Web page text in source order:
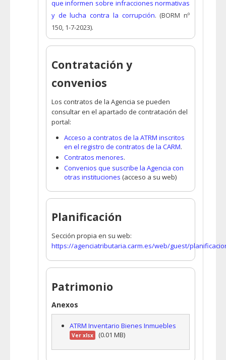
que informen sobre infracciones normativas
y de lucha contra la corrupción. (BORM nº
150, 1-7-2023).
Contratación y
convenios
Los contratos de la Agencia se pueden
consultar en el apartado de contratación del
portal:
Acceso a contratos de la ATRM inscritos
en el registro de contratos de la CARM.
Contratos menores.
Convenios que suscribe la Agencia con
otras instituciones (acceso a su web)
Planificación
Sección propia en su web:
https://agenciatributaria.carm.es/web/guest/
Patrimonio
Anexos
ATRM Inventario Bienes Inmuebles
Ver xlsx (0.01 MB)